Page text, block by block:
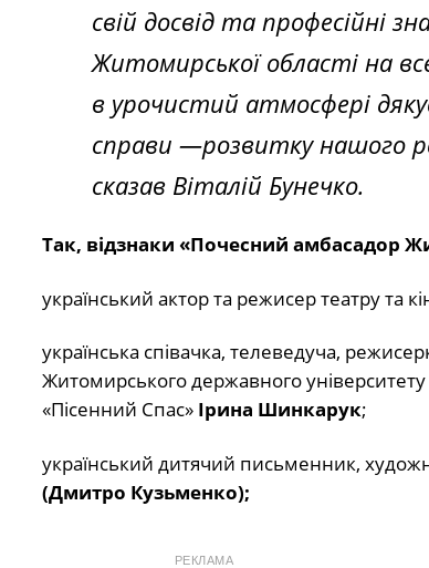
свій досвід та професійні
Житомирської області на
в урочистий атмосфері
справи —розвитку нашого
сказав Віталій Бунечко.
Так, відзнаки «Почесний амбасадор
український актор та режисер театру та
українська співачка, телеведуча,
Житомирського державного
«Пісенний Спас» Ірина Шинкарук;
український дитячий письменник,
(Дмитро Кузьменко);
РЕКЛАМА